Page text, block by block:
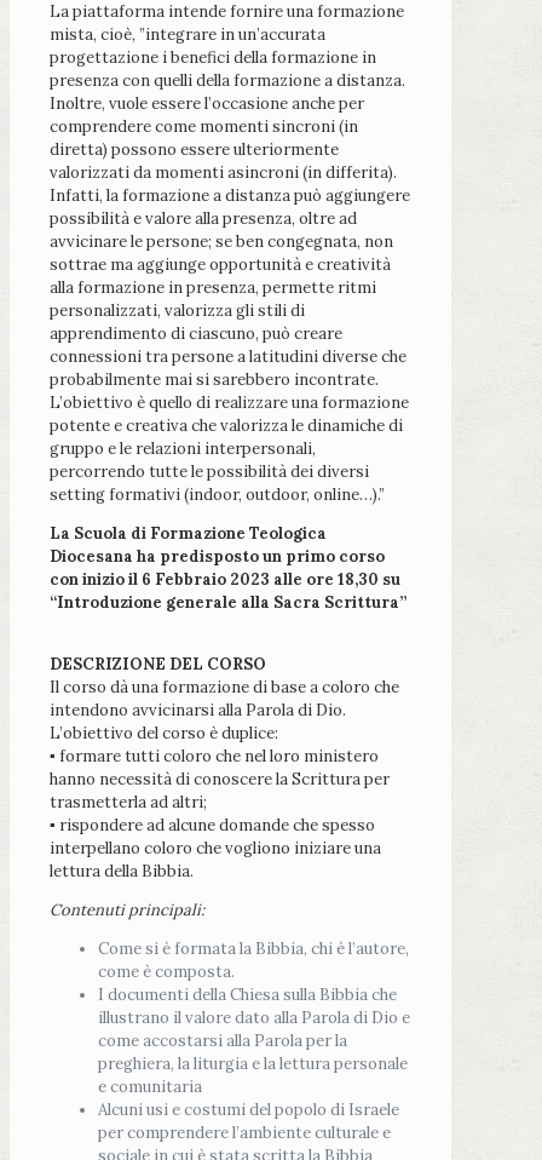
La piattaforma intende fornire una formazione
mista, cioè, ”integrare in un’accurata
progettazione i benefici della formazione in
presenza con quelli della formazione a distanza.
Inoltre, vuole essere l’occasione anche per
comprendere come momenti sincroni (in
diretta) possono essere ulteriormente
valorizzati da momenti asincroni (in differita).
Infatti, la formazione a distanza può aggiungere
possibilità e valore alla presenza, oltre ad
avvicinare le persone; se ben congegnata, non
sottrae ma aggiunge opportunità e creatività
alla formazione in presenza, permette ritmi
personalizzati, valorizza gli stili di
apprendimento di ciascuno, può creare
connessioni tra persone a latitudini diverse che
probabilmente mai si sarebbero incontrate.
L’obiettivo è quello di realizzare una formazione
potente e creativa che valorizza le dinamiche di
gruppo e le relazioni interpersonali,
percorrendo tutte le possibilità dei diversi
setting formativi (indoor, outdoor, online…).”
La Scuola di Formazione Teologica
Diocesana ha predisposto un primo corso
con inizio il 6 Febbraio 2023 alle ore 18,30 su
“Introduzione generale alla Sacra Scrittura”
DESCRIZIONE DEL CORSO
Il corso dà una formazione di base a coloro che
intendono avvicinarsi alla Parola di Dio.
L’obiettivo del corso è duplice:
▪ formare tutti coloro che nel loro ministero
hanno necessità di conoscere la Scrittura per
trasmetterla ad altri;
▪ rispondere ad alcune domande che spesso
interpellano coloro che vogliono iniziare una
lettura della Bibbia.
Contenuti principali:
Come si è formata la Bibbia, chi è l’autore,
come è composta.
I documenti della Chiesa sulla Bibbia che
illustrano il valore dato alla Parola di Dio e
come accostarsi alla Parola per la
preghiera, la liturgia e la lettura personale
e comunitaria
Alcuni usi e costumi del popolo di Israele
per comprendere l’ambiente culturale e